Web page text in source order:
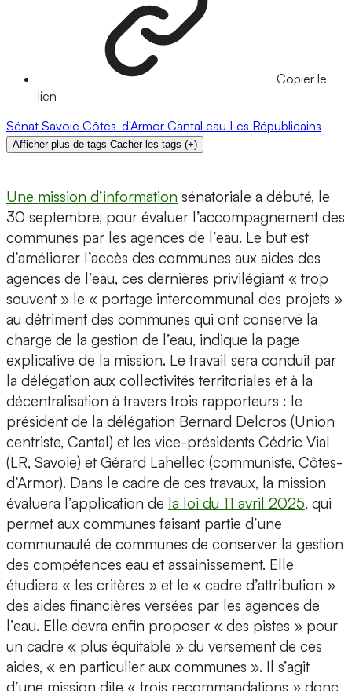
Copier le
lien
Sénat Savoie Côtes-d'Armor Cantal eau Les Républicains
Afficher plus de tags Cacher les tags (+)
Une mission d’information sénatoriale a débuté, le
30 septembre, pour évaluer l’accompagnement des
communes par les agences de l’eau. Le but est
d’améliorer l’accès des communes aux aides des
agences de l’eau, ces dernières privilégiant « trop
souvent » le « portage intercommunal des projets »
au détriment des communes qui ont conservé la
charge de la gestion de l’eau, indique la page
explicative de la mission. Le travail sera conduit par
la délégation aux collectivités territoriales et à la
décentralisation à travers trois rapporteurs : le
président de la délégation Bernard Delcros (Union
centriste, Cantal) et les vice-présidents Cédric Vial
(LR, Savoie) et Gérard Lahellec (communiste, Côtes-
d’Armor). Dans le cadre de ces travaux, la mission
évaluera l’application de la loi du 11 avril 2025, qui
permet aux communes faisant partie d’une
communauté de communes de conserver la gestion
des compétences eau et assainissement. Elle
étudiera « les critères » et le « cadre d’attribution »
des aides financières versées par les agences de
l’eau. Elle devra enfin proposer « des pistes » pour
un cadre « plus équitable » du versement de ces
aides, « en particulier aux communes ». Il s’agit
d’une mission dite « trois recommandations » donc